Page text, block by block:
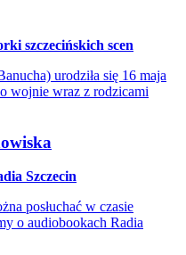
szczecińskich scen
urodziła się 16 maja
wojnie wraz z rodzicami
Szczecin
posłuchać w czasie
o audiobookach Radia